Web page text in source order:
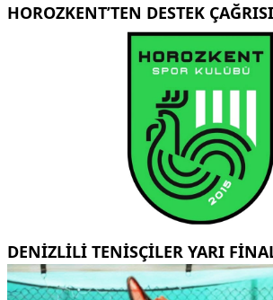
HOROZKENT’TEN DESTEK ÇAĞRISI
DENİZLİLİ TENİSÇİLER YARI